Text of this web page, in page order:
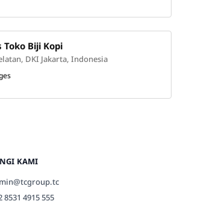
Toko Biji Kopi
DKI Jakarta, Indonesia
KAMI
8531 4915 555